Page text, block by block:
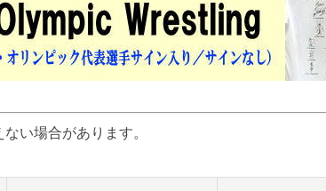
い場合があります。